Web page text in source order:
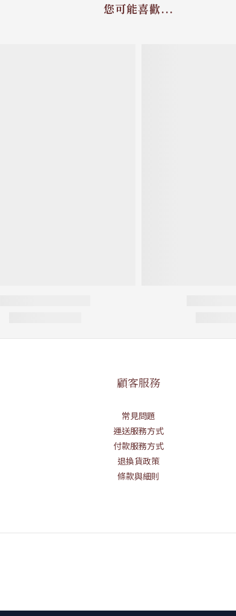
您可能喜歡...
顧客服務
常見問題
運送服務方式
付款服務方式
退換貨政策
條款與細則